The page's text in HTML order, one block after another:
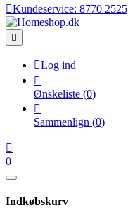
Kundeservice: 8770 2525

Log ind

Ønskeliste (0)

Sammenlign (0)

0
Indkøbskurv